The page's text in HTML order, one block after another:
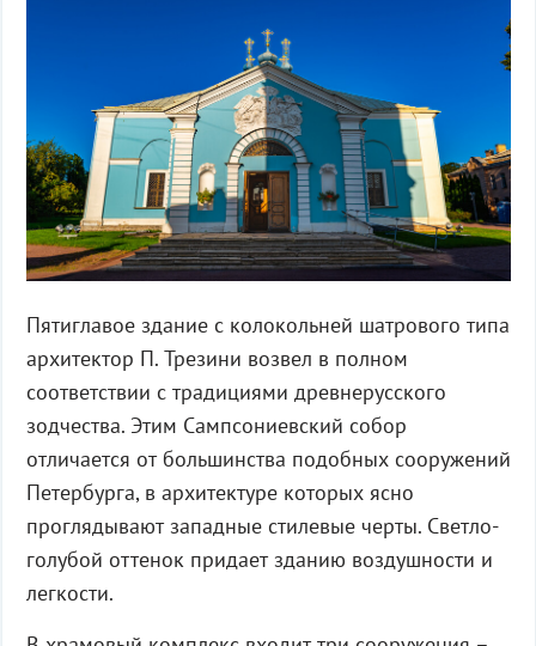
Пятиглавое здание с колокольней шатрового типа
архитектор П. Трезини возвел в полном
соответствии с традициями древнерусского
зодчества. Этим Сампсониевский собор
отличается от большинства подобных сооружений
Петербурга, в архитектуре которых ясно
проглядывают западные стилевые черты. Светло-
голубой оттенок придает зданию воздушности и
легкости.